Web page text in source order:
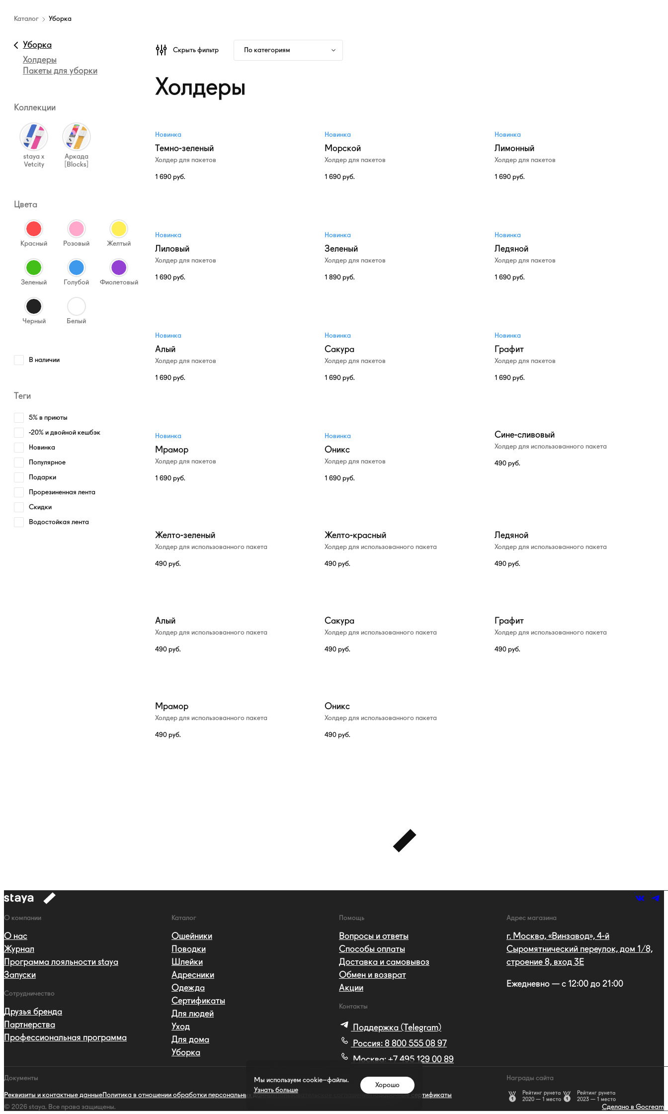
амуниции
Уборка
Каталог Уборка
Уборка
Холдеры
Пакеты для уборки
Коллекции
staya x
Vetcity
Аркада
[Blocks]
Цвета
Красный Розовый Желтый
Зеленый Голубой Фиолетовый
Черный Белый
В наличии
Теги
5% в приюты
-20% и двойной кешбэк
Новинка
Популярное
Подарки
Прорезиненная лента
Скидки
Водостойкая лента
Скрыть фильтр По категориям
Холдеры
Новинка
Темно-зеленый
Холдер для пакетов
1 690 руб.
Новинка
Морской
Холдер для пакетов
1 690руб.
Новинка
Лимонный
Холдер для пакетов
1 690 руб.
Новинка
Лиловый
Холдер для пакетов
1 690 руб.
Новинка
Зеленый
Холдер для пакетов
1 890руб.
Новинка
Ледяной
Холдер для пакетов
1 690 руб.
Новинка
Алый
Холдер для пакетов
1 690 руб.
Новинка
Сакура
Холдер для пакетов
1 690руб.
Новинка
Графит
Холдер для пакетов
1 690 руб.
Новинка
Мрамор
Холдер для пакетов
1 690 руб.
Новинка
Оникс
Холдер для пакетов
1 690руб.
Сине-сливовый
Холдер для использованного пакета
490 руб.
Желто-зеленый
Холдер для использованного пакета
490 руб.
Желто-красный
Холдер для использованного пакета
490руб.
Ледяной
Холдер для использованного пакета
490 руб.
Алый
Холдер для использованного пакета
490 руб.
Сакура
Холдер для использованного пакета
490руб.
Графит
Холдер для использованного пакета
490 руб.
Мрамор
Холдер для использованного пакета
490 руб.
Оникс
Холдер для использованного пакета
490руб.
к
Навигация
О компании
О нас
Журнал
Программа лояльности staya
Запуски
Сотрудничество
Друзья бренда
Партнерства
Профессиональная программа
Каталог
Ошейники
Поводки
Шлейки
Адресники
Одежда
Сертификаты
Для людей
Уход
Для дома
Уборка
Помощь
Вопросы и ответы
Способы оплаты
Доставка и самовывоз
Обмен и возврат
Акции
Контакты
Поддержка (Telegram)
Россия: 8 800 555 08 97
Москва: +7 495 129 00 89
Адрес магазина
г. Москва, «Винзавод», 4-й
Сыромятнический переулок, дом 1/8,
строение 8, вход 3E
Ежедневно — с 12:00 до 21:00
Документы
Реквизиты и контактные данныеПолитика в отношении обработки персональных данныхПользовательское соглашениеПодарочные сертификаты
Награды сайта
Рейтинг рунета
2020 — 1 место
Рейтинг рунета
2023 — 1 место
© 2026 staya. Все права защищены. Сделано в Gocream
Мы используем cookie–файлы.
Узнать больше
Хорошо